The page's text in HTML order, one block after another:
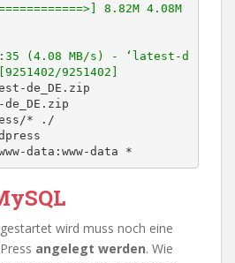
8.82M 4.08M
(4.08 MB/s) - ‘latest-d
9251402]
de_DE.zip
* ./
data:www-data *
wird muss noch eine
angelegt werden. Wie